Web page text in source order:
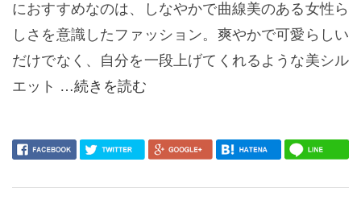
におすすめなのは、しなやかで曲線美のある女性ら
しさを意識したファッション。爽やかで可愛らしい
だけでなく、自分を一段上げてくれるような美シル
エット …続きを読む